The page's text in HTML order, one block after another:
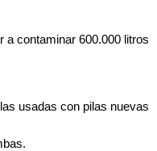
a contaminar 600.000 litros
usadas con pilas nuevas